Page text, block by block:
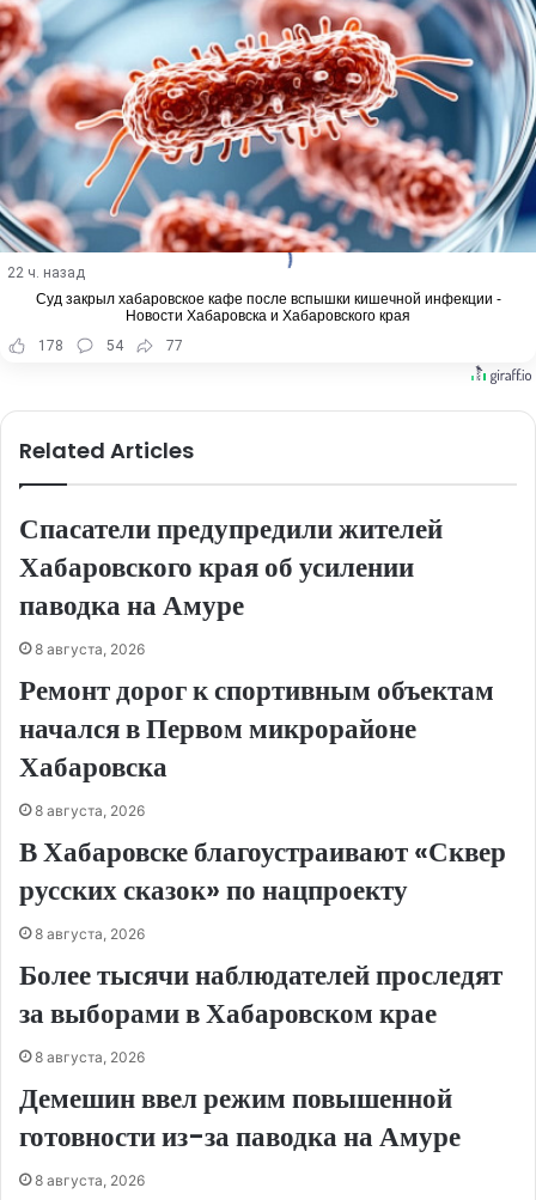
22 ч. назад
Суд закрыл хабаровское кафе после вспышки кишечной инфекции -
Новости Хабаровска и Хабаровского края
178
54 77
Related Articles
Спасатели предупредили жителей
Хабаровского края об усилении
паводка на Амуре
8 августа, 2026
Ремонт дорог к спортивным объектам
начался в Первом микрорайоне
Хабаровска
8 августа, 2026
В Хабаровске благоустраивают «Сквер
русских сказок» по нацпроекту
8 августа, 2026
Более тысячи наблюдателей проследят
за выборами в Хабаровском крае
8 августа, 2026
Демешин ввел режим повышенной
готовности из-за паводка на Амуре
8 августа, 2026